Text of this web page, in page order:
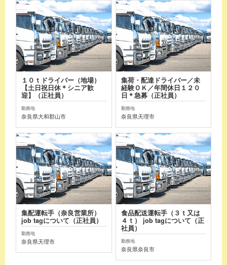
１０ｔドライバー（地場）
【土日祝日休＊シニア歓
迎】（正社員）
勤務地
奈良県大和郡山市
集荷・配達ドライバー／未
経験ＯＫ／年間休日１２０
日＊急募（正社員）
勤務地
奈良県天理市
集配運転手（奈良営業所）
job tagについて（正社員）
勤務地
奈良県天理市
食品配送運転手（３ｔ又は
４ｔ） job tagについて（正
社員）
勤務地
奈良県奈良市